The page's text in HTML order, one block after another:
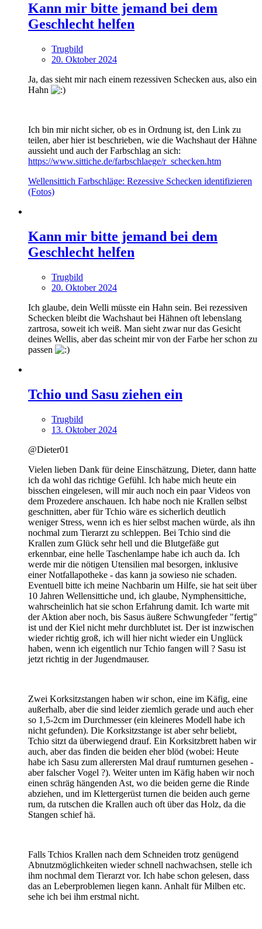
Kann mir bitte jemand bei dem
Geschlecht helfen
Trugbild
20. Oktober 2024
Ja, das sieht mir nach einem rezessiven Schecken aus, also ein
Hahn
Ich bin mir nicht sicher, ob es in Ordnung ist, den Link zu
teilen, aber hier ist beschrieben, wie die Wachshaut der Hähne
aussieht und auch der Farbschlag an sich:
https://www.sittiche.de/farbschlaege/r_schecken.htm
Wellensittich Farbschläge: Rezessive Schecken identifizieren
(Fotos)
Kann mir bitte jemand bei dem
Geschlecht helfen
Trugbild
20. Oktober 2024
Ich glaube, dein Welli müsste ein Hahn sein. Bei rezessiven
Schecken bleibt die Wachshaut bei Hähnen oft lebenslang
zartrosa, soweit ich weiß. Man sieht zwar nur das Gesicht
deines Wellis, aber das scheint mir von der Farbe her schon zu
passen
Tchio und Sasu ziehen ein
Trugbild
13. Oktober 2024
@Dieter01
Vielen lieben Dank für deine Einschätzung, Dieter, dann hatte
ich da wohl das richtige Gefühl. Ich habe mich heute ein
bisschen eingelesen, will mir auch noch ein paar Videos von
dem Prozedere anschauen. Ich habe noch nie Krallen selbst
geschnitten, aber für Tchio wäre es sicherlich deutlich
weniger Stress, wenn ich es hier selbst machen würde, als ihn
nochmal zum Tierarzt zu schleppen. Bei Tchio sind die
Krallen zum Glück sehr hell und die Blutgefäße gut
erkennbar, eine helle Taschenlampe habe ich auch da. Ich
werde mir die nötigen Utensilien mal besorgen, inklusive
einer Notfallapotheke - das kann ja sowieso nie schaden.
Eventuell bitte ich meine Nachbarin um Hilfe, sie hat seit über
10 Jahren Wellensittiche und, ich glaube, Nymphensittiche,
wahrscheinlich hat sie schon Erfahrung damit. Ich warte mit
der Aktion aber noch, bis Sasus äußere Schwungfeder "fertig"
ist und der Kiel nicht mehr durchblutet ist. Der ist inzwischen
wieder richtig groß, ich will hier nicht wieder ein Unglück
haben, wenn ich eigentlich nur Tchio fangen will ? Sasu ist
jetzt richtig in der Jugendmauser.
Zwei Korksitzstangen haben wir schon, eine im Käfig, eine
außerhalb, aber die sind leider ziemlich gerade und auch eher
so 1,5-2cm im Durchmesser (ein kleineres Modell habe ich
nicht gefunden). Die Korksitzstange ist aber sehr beliebt,
Tchio sitzt da überwiegend drauf. Ein Korksitzbrett haben wir
auch, aber das finden die beiden eher blöd (wobei: Heute
habe ich Sasu zum allerersten Mal drauf rumturnen gesehen -
aber falscher Vogel ?). Weiter unten im Käfig haben wir noch
einen schräg hängenden Ast, wo die beiden gerne die Rinde
abziehen, und im Klettergerüst turnen die beiden auch gerne
rum, da rutschen die Krallen auch oft über das Holz, da die
Stangen schief hä.
Falls Tchios Krallen nach dem Schneiden trotz genügend
Abnutzmöglichkeiten wieder schnell nachwachsen, stelle ich
ihm nochmal dem Tierarzt vor. Ich habe schon gelesen, dass
das an Leberproblemen liegen kann. Anhalt für Milben etc.
sehe ich bei ihm erstmal nicht.